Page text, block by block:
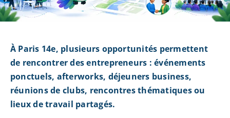
À Paris 14e, plusieurs opportunités permettent
de rencontrer des entrepreneurs : événements
ponctuels, afterworks, déjeuners business,
réunions de clubs, rencontres thématiques ou
lieux de travail partagés.